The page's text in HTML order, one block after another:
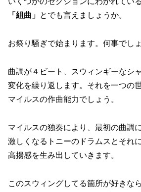
「組曲」 とでも言えましょうか。
お祭り騒ぎで始まります。何事でし
曲調が４ビート、スウィンギーなシ
変化を繰り返します。それを一つの
マイルスの作曲能力でしょう。
マイルスの独奏により、最初の曲調
激しくなるトニーのドラムスとそれ
高揚感を生み出していきます。
このスウィングしてる箇所が好きな